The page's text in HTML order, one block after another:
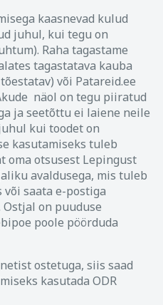
kaasnevad kulud
juhul, kui tegu on
Raha tagastame
tagastatava kauba
või Patareid.ee
näol on tegu piiratud
ja seetõttu ei laiene neile
kui toodet on
kasutamiseks tuleb
oma otsusest Lepingust
avaldusega, mis tuleb
saata e-postiga
on puuduse
poole pöörduda
ostetuga, siis saad
kasutada ODR